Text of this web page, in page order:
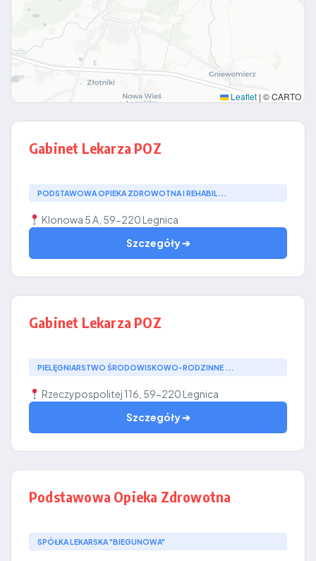
Leaflet | © CARTO
Gabinet Lekarza POZ
PODSTAWOWA OPIEKA ZDROWOTNA I REHABIL...
Klonowa 5 A, 59-220 Legnica
Szczegóły ➔
Gabinet Lekarza POZ
PIELĘGNIARSTWO ŚRODOWISKOWO-RODZINNE ...
Rzeczypospolitej 116, 59-220 Legnica
Szczegóły ➔
Podstawowa Opieka Zdrowotna
SPÓŁKA LEKARSKA "BIEGUNOWA"